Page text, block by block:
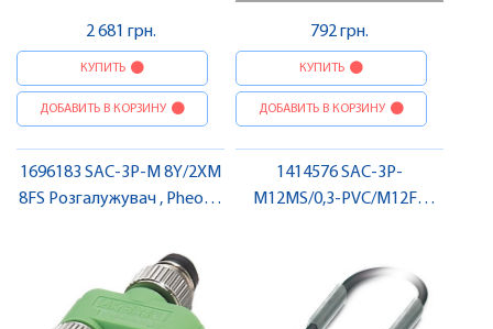
2 681 грн.
КУПИТЬ
ДОБАВИТЬ В КОРЗИНУ
792 грн.
КУПИТЬ
ДОБАВИТЬ В КОРЗИНУ
1696183 SAC-3P-M 8Y/2XM
8FS Розгалужувач , Pheonix
1414576 SAC-3P-
M12MS/0,3-PVC/M12FS
штекер-гніздо , Pheonix
Contact